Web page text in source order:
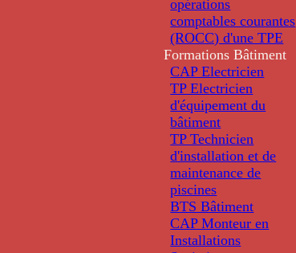
opérations
comptables courantes
(ROCC) d'une TPE
Formations Bâtiment
CAP Electricien
TP Electricien
d'équipement du
bâtiment
TP Technicien
d'installation et de
maintenance de
piscines
BTS Bâtiment
CAP Monteur en
Installations